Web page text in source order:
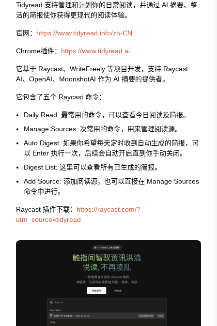
Tidyread 支持管理和计划你的日常阅读，并通过 AI 摘要、整
洁的简报使你获得更现代的阅读体验。
官网： https://www.tidyread.info/zh-CN
Chrome插件： https://www.tidyread.ai
它基于 Raycast、WriteFreely 等项目开发，支持 Raycast
AI、OpenAI、MoonshotAI 作为 AI 摘要的提供者。
它包含了五个 Raycast 命令：
Daily Read: 最常用的命令，可以查看今日阅读及简报。
Manage Sources: 次常用的命令，用来管理阅读源。
Auto Digest: 如果你希望每天定时收到自动生成的简报，可
以 Enter 执行一次，后续会自动开启直到你手动关闭。
Digest List: 这里可以查看所有已生成的简报。
Add Source: 添加阅读源，也可以直接在 Manage Sources
命令中进行。
Raycast 插件下载： https://raycast.com/?
utm_source=tidyread